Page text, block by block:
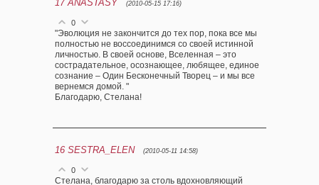
17 ANASTASY (2010-05-15 17:16)
0
"Эволюция не закончится до тех пор, пока все мы
полностью не воссоединимся со своей истинной
личностью. В своей основе, Вселенная – это
сострадательное, осознающее, любящее, единое
сознание – Один Бесконечный Творец – и мы все
вернемся домой. "
Благодарю, Стелана!
16 SESTRA_ELEN (2010-05-11 14:58)
0
Стелана, благодарю за столь вдохновляющий